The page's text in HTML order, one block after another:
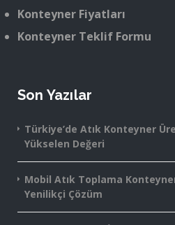
Konteyner Fiyatları
Konteyner Teklif Formu
Son Yazılar
Türkiye’de Atık Konteyner
Yükselen Değeri
Mobil Atık Toplama
Yenilikçi Çözüm